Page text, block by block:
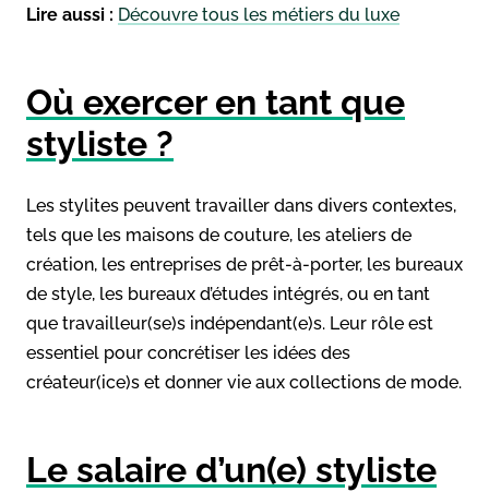
Lire aussi : Découvre tous les métiers du luxe
Où exercer en tant que
styliste ?
Les stylites peuvent travailler dans divers contextes,
tels que les maisons de couture, les ateliers de
création, les entreprises de prêt-à-porter, les bureaux
de style, les bureaux d’études intégrés, ou en tant
que travailleur(se)s indépendant(e)s. Leur rôle est
essentiel pour concrétiser les idées des
créateur(ice)s et donner vie aux collections de mode.
Le salaire d’un(e) styliste